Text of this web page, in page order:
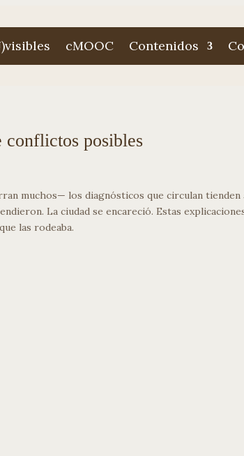
cMOOC Contenidos
conflictos posibles
muchos— los diagnósticos que circulan tienden
La ciudad se encareció. Estas
las rodeaba.